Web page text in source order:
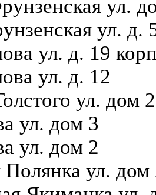
ул.
ул. д.
ул. д. 19
ул. д. 12
ул. дом
ул. дом 3
ул. дом 2
ул. дом